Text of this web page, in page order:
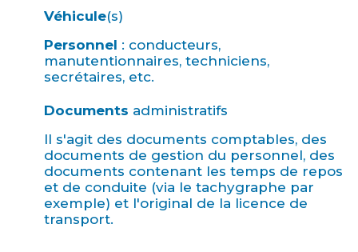
Véhicule(s)
Personnel : conducteurs,
manutentionnaires, techniciens,
secrétaires, etc.
Documents administratifs
Il s'agit des documents comptables, des
documents de gestion du personnel, des
documents contenant les temps de repos
et de conduite (via le tachygraphe par
exemple) et l'original de la licence de
transport.